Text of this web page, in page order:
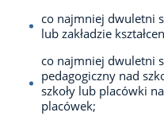
co najmniej dwuletni
lub zakładzie
co najmniej dwuletni
pedagogiczny nad
szkoły lub placówki
placówek;